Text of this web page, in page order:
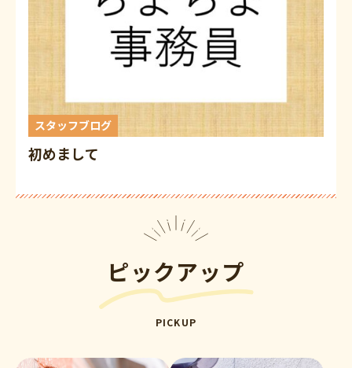
スタッフブログ
初めまして
ピックアップ
PICKUP